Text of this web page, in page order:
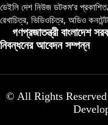
ডেইলি দেশ নিউজ ডটকম’র
রেখাচিত্র, ভিডিওচিত্র, অডিও
গণপ্রজাতন্ত্রী বাংলাদেশ
নিবন্ধনের আবেদন সম্পন্ন
© All Rights